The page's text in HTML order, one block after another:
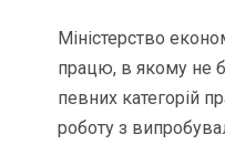
Міністерство
працю, в якому не
певних категорій
роботу з